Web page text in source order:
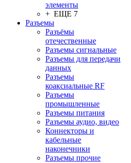
элементы
+ ЕЩЕ 7
Разъeмы
Разъёмы
отечественные
Разъeмы сигнальные
Разъeмы для передачи
данных
Разъeмы
коаксиальные RF
Разъeмы
промышленные
Разъeмы питания
Разъeмы аудио, видео
Коннекторы и
кабельные
наконечники
Разъeмы прочие